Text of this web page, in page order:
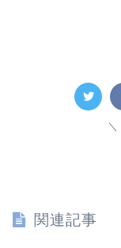
関連記事